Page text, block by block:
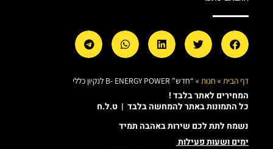
דף הבית » חנות » “חדש” B- ENERGY POWER לנקיון כללי
המחירים לאתר בלבד !
כל התמונות באתר להמחשה בלבד | ט.ל.ח
נשמח לתת לכם שירות באהבה תמיד
ימים ושעות פעילות